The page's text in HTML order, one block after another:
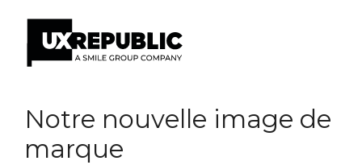
contenuNotre nouvelle image de
marque